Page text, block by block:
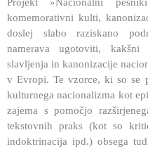
komemorativni kulti,
doslej slabo raziskano
namerava ugotoviti,
slavljenja in kanonizacije
v Evropi. Te vzorce, ki so se
kulturnega nacionalizma kot
zajema s pomočjo
tekstovnih praks (kot so
indoktrinacija ipd.) obsega